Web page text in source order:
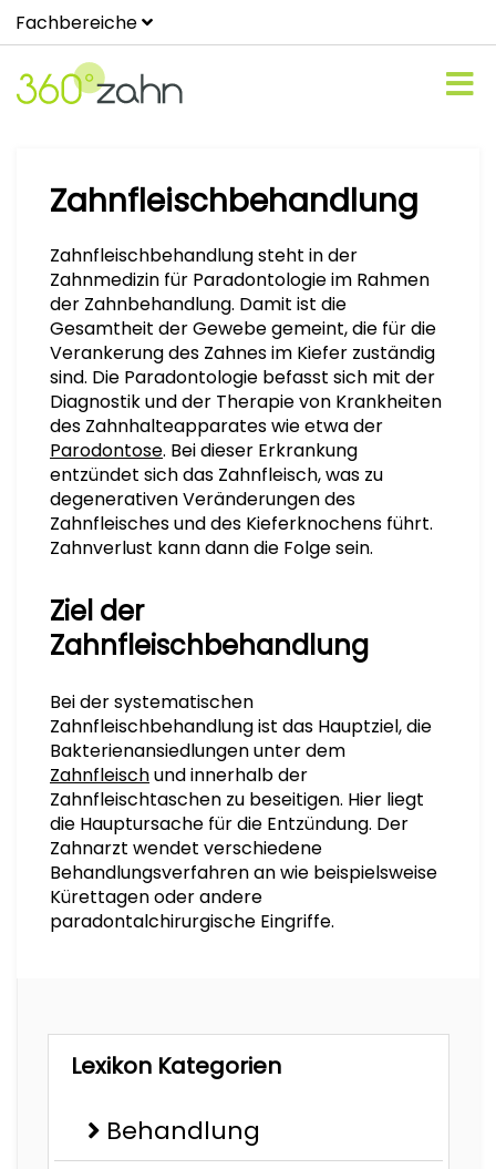
Fachbereiche
Zahnfleischbehandlung
Zahnfleischbehandlung steht in der
Zahnmedizin für Paradontologie im Rahmen
der Zahnbehandlung. Damit ist die
Gesamtheit der Gewebe gemeint, die für die
Verankerung des Zahnes im Kiefer zuständig
sind. Die Paradontologie befasst sich mit der
Diagnostik und der Therapie von Krankheiten
des Zahnhalteapparates wie etwa der
Parodontose. Bei dieser Erkrankung
entzündet sich das Zahnfleisch, was zu
degenerativen Veränderungen des
Zahnfleisches und des Kieferknochens führt.
Zahnverlust kann dann die Folge sein.
Ziel der
Zahnfleischbehandlung
Bei der systematischen
Zahnfleischbehandlung ist das Hauptziel, die
Bakterienansiedlungen unter dem
Zahnfleischund innerhalb der
Zahnfleischtaschen zu beseitigen. Hier liegt
die Hauptursache für die Entzündung. Der
Zahnarzt wendet verschiedene
Behandlungsverfahren an wie beispielsweise
Kürettagen oder andere
paradontalchirurgische Eingriffe.
Lexikon Kategorien
Behandlung